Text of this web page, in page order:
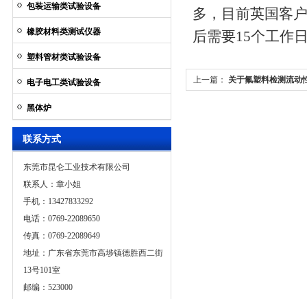
包装运输类试验设备
橡胶材料类测试仪器
塑料管材类试验设备
电子电工类试验设备
黑体炉
联系方式
东莞市昆仑工业技术有限公司
联系人：章小姐
手机：13427833292
电话：0769-22089650
传真：0769-22089649
地址：广东省东莞市高埗镇德胜西二街
13号101室
邮编：523000
多，目前英国客
后需要15个工作
上一篇： 关于氟塑料检测流动